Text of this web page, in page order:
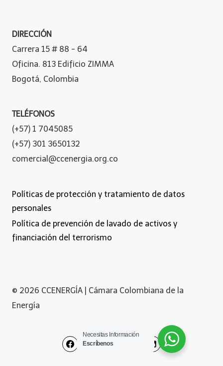
DIRECCIÓN
Carrera 15 # 88 - 64
Oficina. 813 Edificio ZIMMA
Bogotá, Colombia
TELÉFONOS
(+57) 1 7045085
(+57) 301 3650132
comercial@ccenergia.org.co
Políticas de protección y tratamiento de datos
personales
Política de prevención de lavado de activos y
financiación del terrorismo
© 2026 CCENERGÍA | Cámara Colombiana de la
Energía
Necesitas Información
Escríbenos